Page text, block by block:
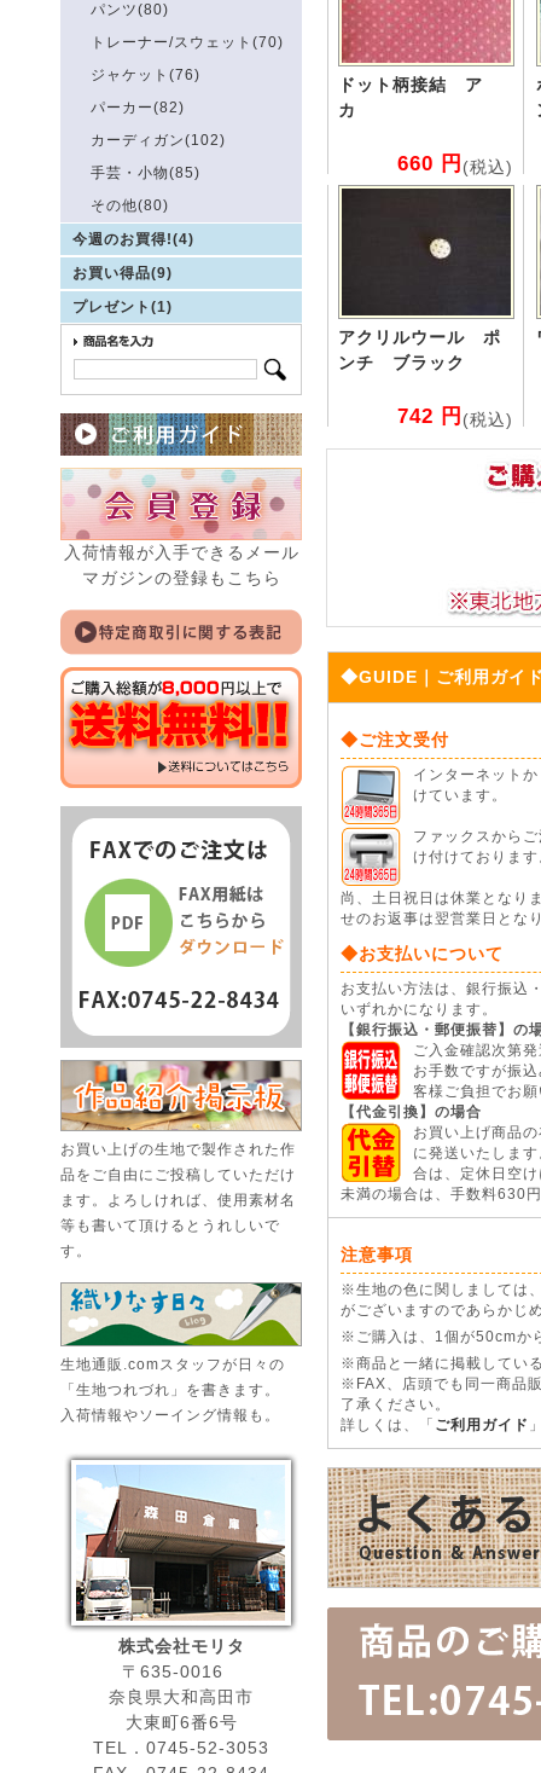
パンツ(80)
トレーナー/スウェット(70)
ジャケット(76)
パーカー(82)
カーディガン(102)
手芸・小物(85)
その他(80)
今週のお買得!(4)
お買い得品(9)
プレゼント(1)
入荷情報が入手できるメール
マガジンの登録もこちら
お買い上げの生地で製作された作
品をご自由にご投稿していただけ
ます。よろしければ、使用素材名
等も書いて頂けるとうれしいで
す。
生地通販.comスタッフが日々の
「生地つれづれ」を書きます。
入荷情報やソーイング情報も。
株式会社モリタ
〒635-0016
奈良県大和高田市
大東町6番6号
TEL．0745-52-3053
ドット柄接結 ア
カ
660 円 (税込)
アクリルウール ポ
ンチ ブラック
742 円 (税込)
◆GUIDE｜ご利用ガイ
◆ご注文受付
インターネット
けています。
ファックスから
け付けております
尚、土日祝日は休業となり
せのお返事は翌営業日とな
◆お支払いについて
お支払い方法は、銀行振込
いずれかになります。
【銀行振込・郵便振替】の
ご入金確認次第
お手数ですが振
客様ご負担でお
【代金引換】の場合
お買い上げ商品
に発送いたしま
合は、定休日空
未満の場合は、手数料630
注意事項
※生地の色に関しましては
がございますのであらかじ
※ご購入は、1個が50cmか
※商品と一緒に掲載してい
※FAX、店頭でも同一商品
了承ください。
詳しくは、「 ご利用ガイド